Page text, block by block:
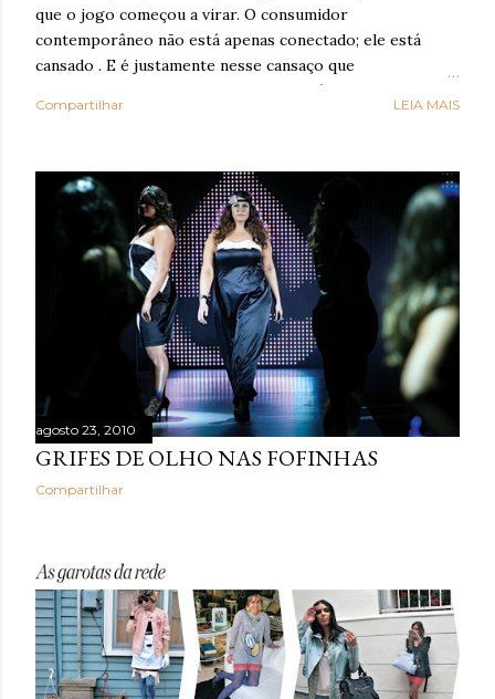
que o jogo começou a virar. O consumidor
contemporâneo não está apenas conectado; ele está
cansado . E é justamente nesse cansaço que o reset
sensorial ganha força: como resposta à exaustão
cognitiva e emocional provocada por anos de
WGSN define o conceito como a valorização de tato,
olfato, visão, audição e paladar como ferramentas de
bem-estar, presença e conexão . Embora o nome “reset
sensorial” esteja sendo popularizado agora, a lógica por
trás dele já aparece em outros grandes relatórios
globais. A Accenture , em Life Trends 2025 , descreve o
movimento de Social Rewilding , segundo o qual as
pessoas buscam mais profundidade, autenticidade e
riqueza sensorial nas experiências. Na pesquisa da
consultoria, 42% atribuíram sua experiência mais
prazerosa da última se...
Compartilhar LEIA MAIS
agosto 23, 2010
GRIFES DE OLHO NAS FOFINHAS
Compartilhar